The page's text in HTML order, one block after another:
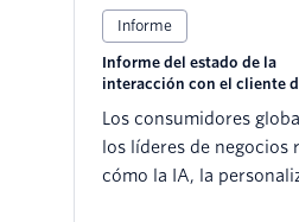
Informe
Informe del estado de la
interacción con el cliente
Los consumidores
los líderes de negocios
cómo la IA, la